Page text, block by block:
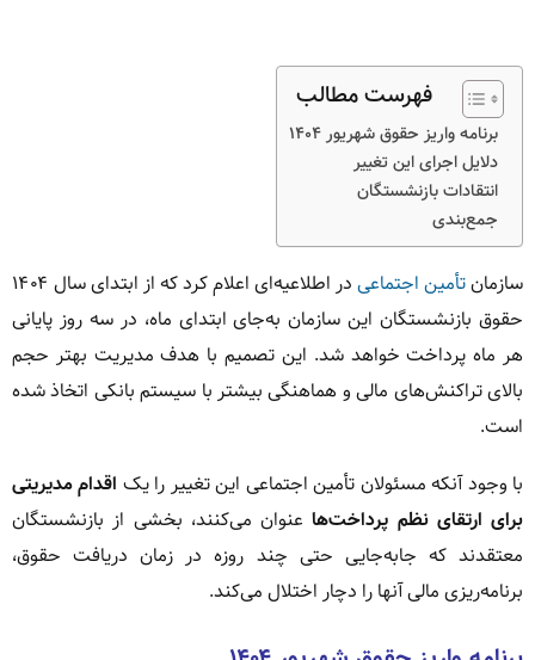
فهرست مطالب
برنامه واریز حقوق شهریور ۱۴۰۴
دلایل اجرای این تغییر
انتقادات بازنشستگان
جمع‌بندی
سازمانتأمین اجتماعی
در اطلاعیه‌ای اعلام کرد که از ابتدای سال ۱۴۰۴
حقوق بازنشستگان این سازمان به‌جای ابتدای ماه، در سه روز پایانی
هر ماه پرداخت خواهد شد. این تصمیم با هدف مدیریت بهتر حجم
بالای تراکنش‌های مالی و هماهنگی بیشتر با سیستم بانکی اتخاذ شده
است.
با وجود آنکه مسئولان تأمین اجتماعی این تغییر را یک اقدام مدیریتی
برای ارتقای نظم پرداخت‌هاعنوان می‌کنند، بخشی از بازنشستگان
معتقدند که جابه‌جایی حتی چند روزه در زمان دریافت حقوق،
برنامه‌ریزی مالی آنها را دچار اختلال می‌کند.